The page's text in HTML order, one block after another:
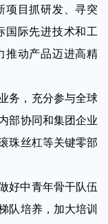
项目抓研发、寻突
国际先进技术和工
推动产品迈进高精
务，充分参与全球
部协同和集团企业
珠丝杠等关键零部
好中青年骨干队伍
队培养，加大培训